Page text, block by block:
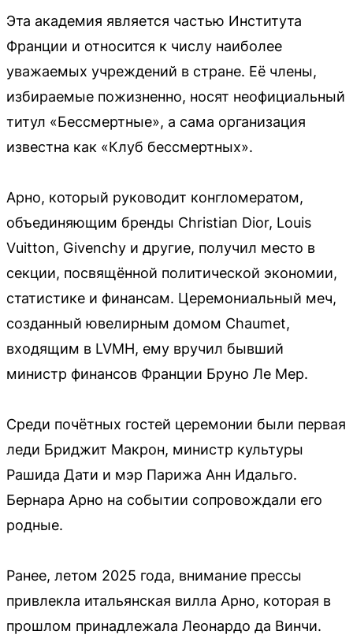
Эта академия является частью Института
Франции и относится к числу наиболее
уважаемых учреждений в стране. Её члены,
избираемые пожизненно, носят неофициальный
титул «Бессмертные», а сама организация
известна как «Клуб бессмертных».
Арно, который руководит конгломератом,
объединяющим бренды Christian Dior, Louis
Vuitton, Givenchy и другие, получил место в
секции, посвящённой политической экономии,
статистике и финансам. Церемониальный меч,
созданный ювелирным домом Chaumet,
входящим в LVMH, ему вручил бывший
министр финансов Франции Бруно Ле Мер.
Среди почётных гостей церемонии были первая
леди Бриджит Макрон, министр культуры
Рашида Дати и мэр Парижа Анн Идальго.
Бернара Арно на событии сопровождали его
родные.
Ранее, летом 2025 года, внимание прессы
привлекла итальянская вилла Арно, которая в
прошлом принадлежала Леонардо да Винчи.